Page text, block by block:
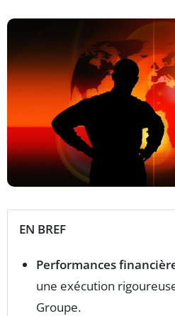
EN BREF
Performances
une exécution
Groupe.